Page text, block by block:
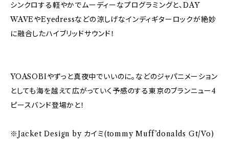
シンクロする軽やかでムーディーなプログラミングと、DAY
WAVEやEyedressなどの涼しげなインディギターロックが絶妙
に融合したハイブリッドサウンド！
YOASOBIやずっと真夜中でいいのに。などのジャパニメーション
としても海を越えて広がっていく予感のする東京のブランニュー4
ピースバンド登場かと！
※Jacket Design by カイミ(tommy Muff’donalds Gt/Vo)